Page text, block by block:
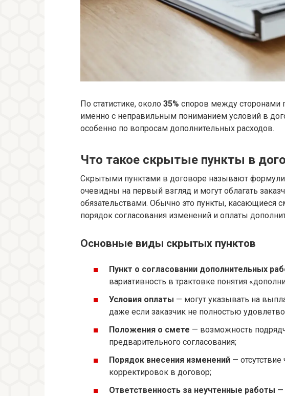
По статистике, около 35% споров между сторонами
именно с неправильным пониманием условий в
особенно по вопросам дополнительных расходов.
Что такое скрытые пункты в
Скрытыми пунктами в договоре называют
очевидны на первый взгляд и могут облагать
обязательствами. Обычно это пункты, касающиеся
порядок согласования изменений и оплаты
Основные виды скрытых пунктов
Пункт о согласовании дополнительных
вариативность в трактовке понятия
Условия оплаты — могут указывать на
даже если заказчик не полностью
Положения о смете — возможность
предварительного согласования;
Порядок внесения изменений —
корректировок в договор;
Ответственность за неучтенные работы —